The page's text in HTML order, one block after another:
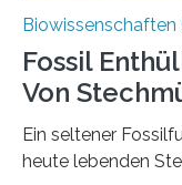
Biowissenschaften
Fossil
Von
Ein seltener
heute lebenden